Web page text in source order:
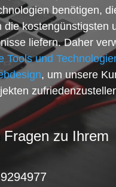
benötigen,
die kostengünstigsten
liefern. Daher
Tools und
, um unsere
Fragen zu Ihrem